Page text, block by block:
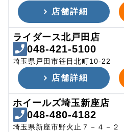
店舗詳細
ライダース北戸田店
048-421-5100
埼玉県戸田市笹目北町10-22
店舗詳細
ホイールズ埼玉新座店
048-480-4182
埼玉県新座市野火止７－４－２